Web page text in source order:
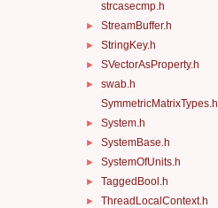
strcasecmp.h
► StreamBuffer.h
► StringKey.h
► SVectorAsProperty.h
►
swab.h
SymmetricMatrixTypes.h
► System.h
► SystemBase.h
► SystemOfUnits.h
► TaggedBool.h
► ThreadLocalContext.h